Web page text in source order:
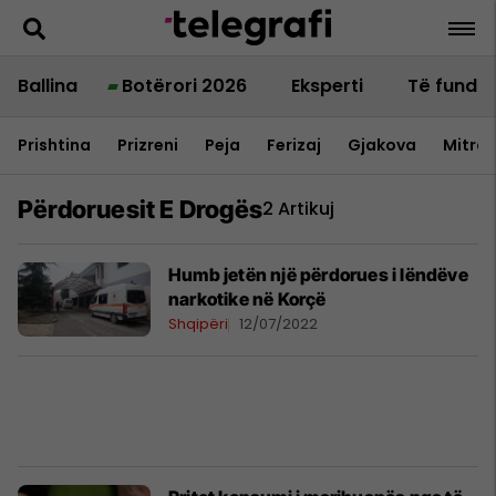
Ballina Botërori 2026 Eksperti Të fundit
Prishtina Prizreni Peja Ferizaj Gjakova
Përdoruesit E Drogës2 Artikuj
Humb jetën një përdorues i lëndëve
narkotike në Korçë
Shqipëri 12/07/2022